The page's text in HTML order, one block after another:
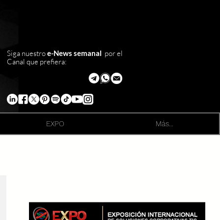
Siga nuestroe-News semanal por el
Canal que prefiera:
EXPO Más...